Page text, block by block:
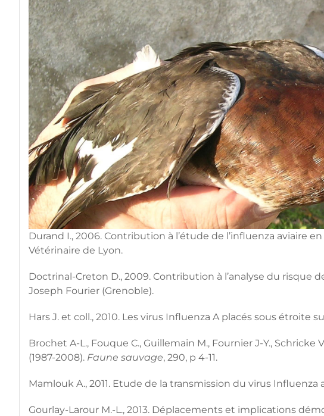
Durand I., 2006. Contribution à l’étude de l’influenza aviaire
Vétérinaire de Lyon.
Doctrinal-Creton D., 2009. Contribution à l’analyse du risque
Joseph Fourier (Grenoble).
Hars J. et coll., 2010. Les virus Influenza A placés sous étroite
Brochet A-L., Fouque C., Guillemain M., Fournier J-Y.,
(1987-2008). Faune sauvage, 290, p 4-11.
Mamlouk A., 2011. Etude de la transmission du virus
Gourlay-Larour M.-L., 2013. Déplacements et implications